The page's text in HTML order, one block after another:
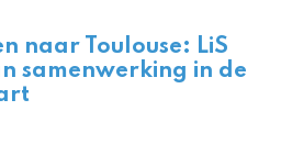
naar Toulouse: LiS
samenwerking in de